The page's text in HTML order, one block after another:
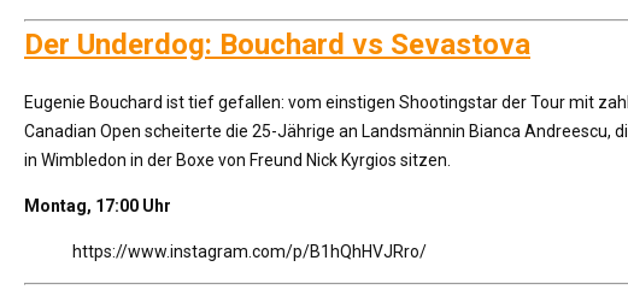
Der Underdog: Bouchard vs Sevastova
Eugenie Bouchard ist tief gefallen: vom einstigen Shootingstar der Tour mit
Canadian Open scheiterte die 25-Jährige an Landsmännin Bianca Andreescu,
in Wimbledon in der Boxe von Freund Nick Kyrgios sitzen.
Montag, 17:00 Uhr
https://www.instagram.com/p/B1hQhHVJRro/